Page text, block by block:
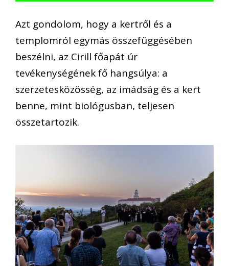
Azt gondolom, hogy a kertről és a
templomról egymás összefüggésében
beszélni, az Cirill főapát úr
tevékenységének fő hangsúlya: a
szerzetesközösség, az imádság és a kert
benne, mint biológusban, teljesen
összetartozik.